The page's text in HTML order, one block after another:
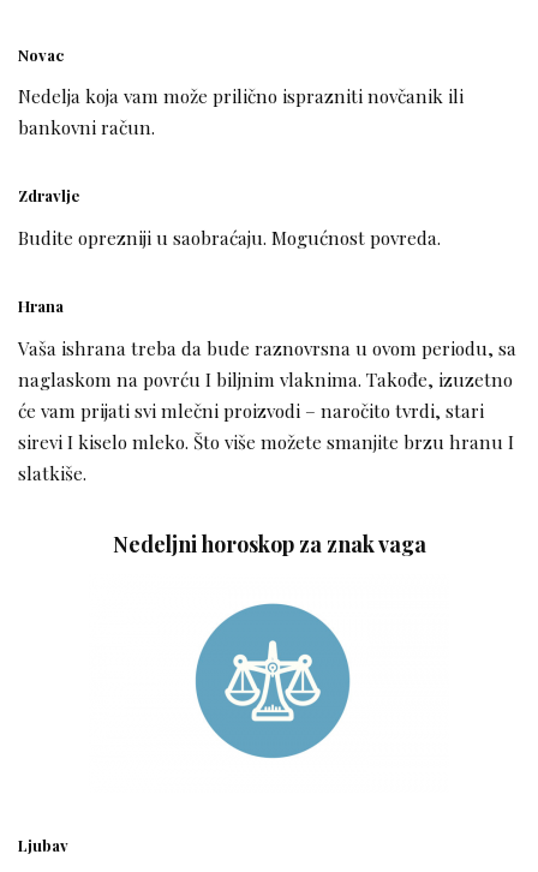
Novac
Nedelja koja vam može prilično isprazniti novčanik ili
bankovni račun.
Zdravlje
Budite oprezniji u saobraćaju. Mogućnost povreda.
Hrana
Vaša ishrana treba da bude raznovrsna u ovom periodu, sa
naglaskom na povrću I biljnim vlaknima. Takođe, izuzetno
će vam prijati svi mlečni proizvodi – naročito tvrdi, stari
sirevi I kiselo mleko. Što više možete smanjite brzu hranu I
slatkiše.
Nedeljni horoskop za znak vaga
Ljubav